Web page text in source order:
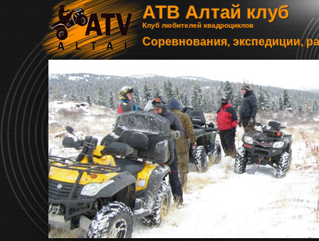
АТВ Алтай клуб
Клуб любителей квадроциклов
Соревнования, экспедиции,